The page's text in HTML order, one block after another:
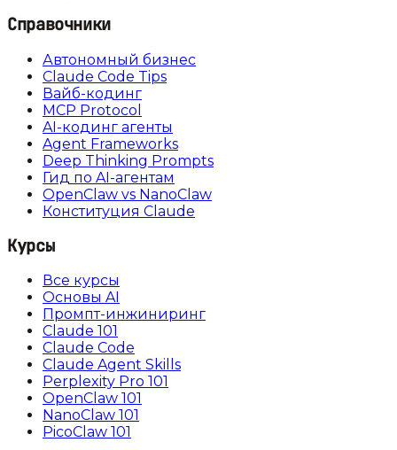
Справочники
Автономный бизнес
Claude Code Tips
Вайб-кодинг
MCP Protocol
AI-кодинг агенты
Agent Frameworks
Deep Thinking Prompts
Гид по AI-агентам
OpenClaw vs NanoClaw
Конституция Claude
Курсы
Все курсы
Основы AI
Промпт-инжиниринг
Claude 101
Claude Code
Claude Agent Skills
Perplexity Pro 101
OpenClaw 101
NanoClaw 101
PicoClaw 101